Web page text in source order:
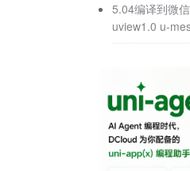
5.04编译到微
uview1.0 u-